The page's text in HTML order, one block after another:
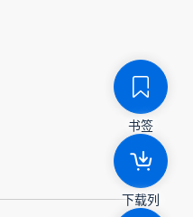
书签
下载列